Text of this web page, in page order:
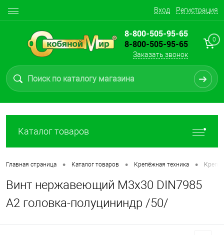
Вход Регистрация
8-800-505-95-65
8-800-505-95-65
Заказать звонок
0
Каталог товаров
Главная страница • Каталог товаров • Крепёжная техника •
Винт нержавеющий М3х30 DIN7985
A2 головка-полуцининдр /50/